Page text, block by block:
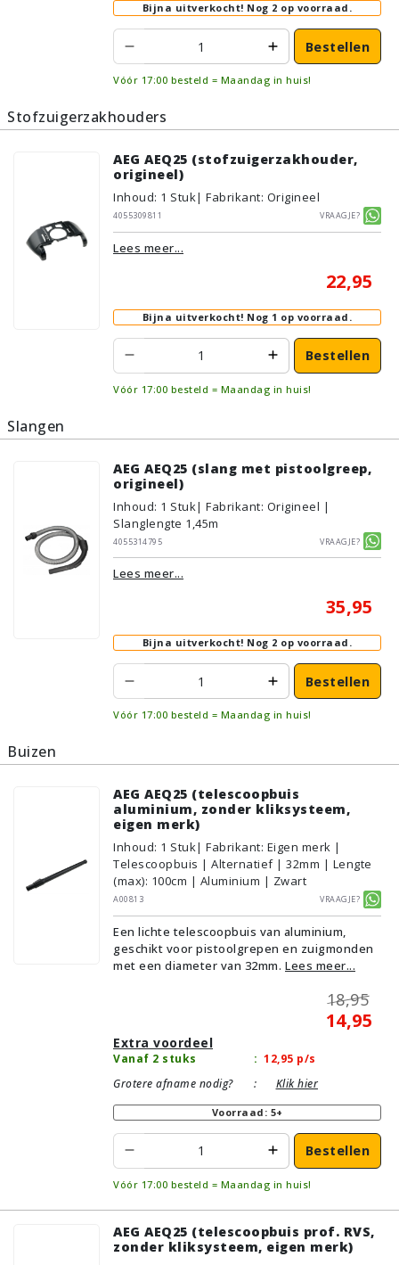
Bijna uitverkocht! Nog 2 op voorraad.
Bestellen
Vóór 17:00 besteld = Maandag in huis!
Stofzuigerzakhouders
AEG AEQ25 (stofzuigerzakhouder,
origineel)
Inhoud: 1 Stuk| Fabrikant: Origineel
4055309811
Vraagje?
Lees meer...
22,95
Bijna uitverkocht! Nog 1 op voorraad.
Bestellen
Vóór 17:00 besteld = Maandag in huis!
Slangen
AEG AEQ25 (slang met pistoolgreep,
origineel)
Inhoud: 1 Stuk| Fabrikant: Origineel |
Slanglengte 1,45m
4055314795
Vraagje?
Lees meer...
35,95
Bijna uitverkocht! Nog 2 op voorraad.
Bestellen
Vóór 17:00 besteld = Maandag in huis!
Buizen
AEG AEQ25 (telescoopbuis
aluminium, zonder kliksysteem,
eigen merk)
Inhoud: 1 Stuk| Fabrikant: Eigen merk |
Telescoopbuis | Alternatief | 32mm | Lengte
(max): 100cm | Aluminium | Zwart
A00813
Vraagje?
Een lichte telescoopbuis van aluminium,
geschikt voor pistoolgrepen en zuigmonden
met een diameter van 32mm. Lees meer...
18,95
14,95
Extra voordeel
Vanaf 2 stuks : 12,95 p/s
Grotere afname nodig?
: Klik hier
Voorraad: 5+
Bestellen
Vóór 17:00 besteld = Maandag in huis!
AEG AEQ25 (telescoopbuis prof. RVS,
zonder kliksysteem, eigen merk)